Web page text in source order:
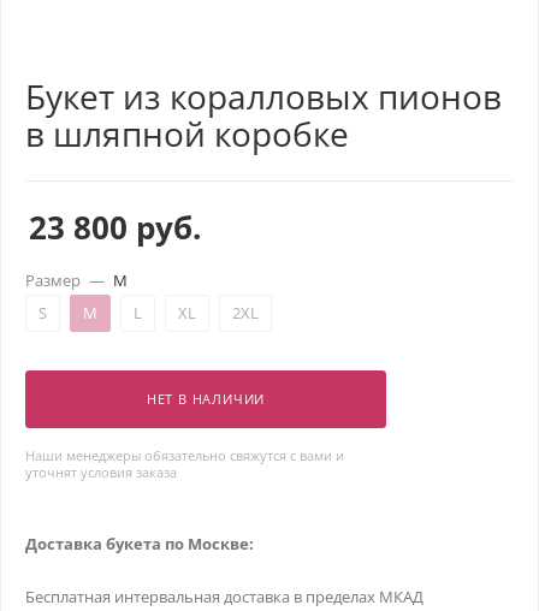
Букет из коралловых пионов
в шляпной коробке
23 800 руб.
Размер — M
S
M L XL 2XL
НЕТ В НАЛИЧИИ
Наши менеджеры обязательно свяжутся с вами и
уточнят условия заказа
Доставка букета по Москве:
Бесплатная интервальная доставка в пределах МКАД